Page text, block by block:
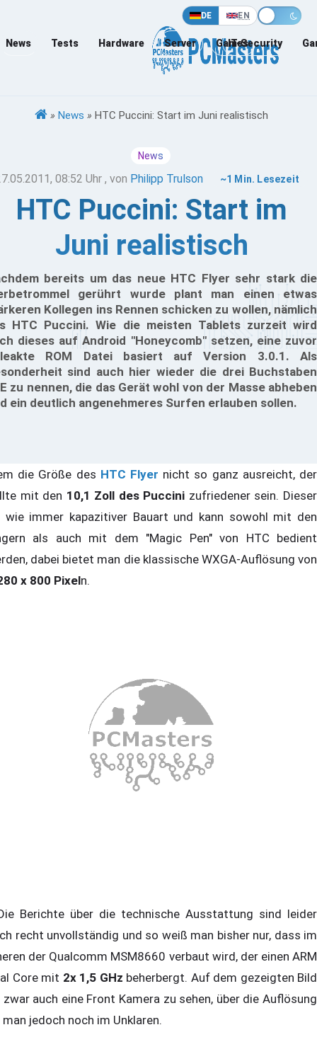
DE EN
News Tests Hardware Server Games
IT-Security
» News » HTC Puccini: Start im Juni realistisch
News
08:52 Uhr , von Philipp Trulson ~1 Min. Lesezeit
HTC Puccini: Start im
Juni realistisch
bereits um das neue HTC Flyer sehr stark die
gerührt wurde plant man einen etwas
Kollegen ins Rennen schicken zu wollen, nämlich
HTC Puccini. Wie die meisten Tablets zurzeit wird
dieses auf Android "Honeycomb" setzen, eine zuvor
ROM Datei basiert auf Version 3.0.1. Als
sind auch hier wieder die drei Buchstaben
zu nennen, die das Gerät wohl von der Masse abheben
ein deutlich angenehmeres Surfen erlauben sollen.
die Größe des HTC Flyer nicht so ganz ausreicht, der
mit den 10,1 Zoll des Puccini zufriedener sein. Dieser
immer kapazitiver Bauart und kann sowohl mit den
als auch mit dem "Magic Pen" von HTC bedient
dabei bietet man die klassische WXGA-Auflösung von
x 800 Pixeln.
Berichte über die technische Ausstattung sind leider
recht unvollständig und so weiß man bisher nur, dass im
der Qualcomm MSM8660 verbaut wird, der einen ARM
Core mit 2x 1,5 GHz beherbergt. Auf dem gezeigten Bild
auch eine Front Kamera zu sehen, über die Auflösung
jedoch noch im Unklaren.